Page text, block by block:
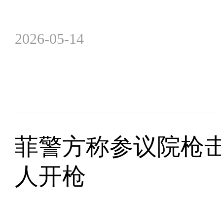
2026-05-14
菲警方称参议院枪
人开枪